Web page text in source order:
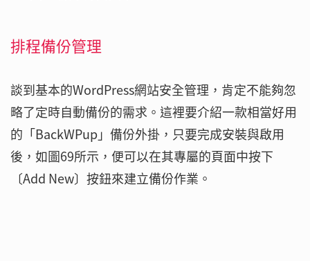
排程備份管理
談到基本的WordPress網站安全管理，肯定不能夠忽
略了定時自動備份的需求。這裡要介紹一款相當好用
的「BackWPup」備份外掛，只要完成安裝與啟用
後，如圖69所示，便可以在其專屬的頁面中按下
〔Add New〕按鈕來建立備份作業。